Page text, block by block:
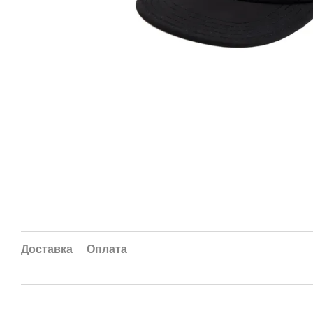
Доставка Оплата